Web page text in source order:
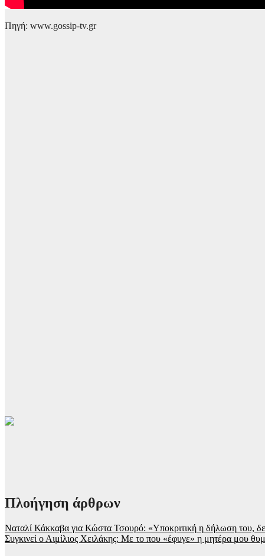
Πηγή: www.gossip-tv.gr
Πλοήγηση άρθρων
Ναταλί Κάκκαβα για Κώστα Τσουρό: «Υποκριτική η δήλωση του,
Συγκινεί ο Αιμίλιος Χειλάκης: Με το που «έφυγε» η μητέρα μου